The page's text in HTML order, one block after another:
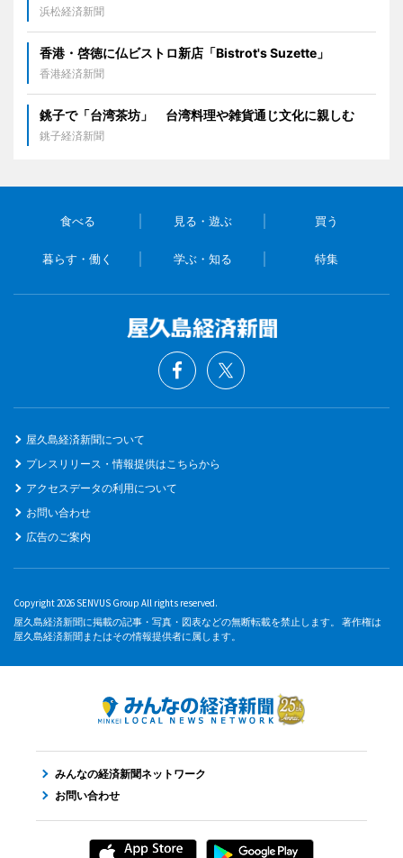
浜松経済新聞
香港・啓徳に仏ビストロ新店「Bistrot's Suzette」
香港経済新聞
銚子で「台湾茶坊」 台湾料理や雑貨通じ文化に親しむ
銚子経済新聞
食べる 見る・遊ぶ 買う
暮らす・働く 学ぶ・知る 特集
屋久島経済新聞について
プレスリリース・情報提供はこちらから
アクセスデータの利用について
お問い合わせ
広告のご案内
Copyright 2026 SENVUS Group All rights reserved.
屋久島経済新聞に掲載の記事・写真・図表などの無断転載を禁止します。 著作権は
屋久島経済新聞またはその情報提供者に属します。
みんなの経済新聞ネットワーク
お問い合わせ